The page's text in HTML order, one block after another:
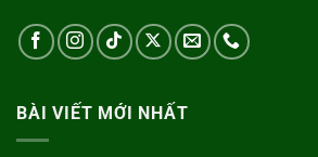
BÀI VIẾT MỚI NHẤT